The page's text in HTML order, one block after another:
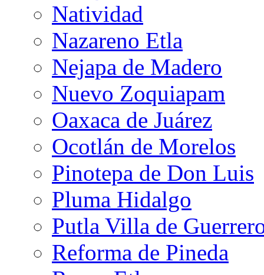
Natividad
Nazareno Etla
Nejapa de Madero
Nuevo Zoquiapam
Oaxaca de Juárez
Ocotlán de Morelos
Pinotepa de Don Luis
Pluma Hidalgo
Putla Villa de
Reforma de Pineda